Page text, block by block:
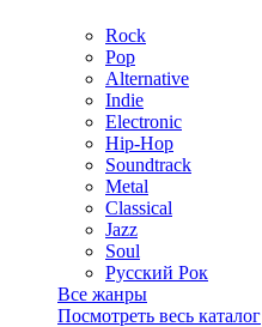
Rock
Pop
Alternative
Indie
Electronic
Hip-Hop
Soundtrack
Metal
Classical
Jazz
Soul
Русский Рок
Все жанры
Посмотреть весь каталог